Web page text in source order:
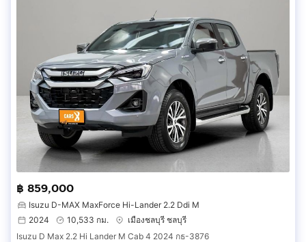
฿ 859,000
Isuzu D-MAX MaxForce Hi-Lander 2.2 Ddi M
2024
10,533 กม.
เมืองชลบุรี ชลบุรี
Isuzu D Max 2.2 Hi Lander M Cab 4 2024 กธ-3876